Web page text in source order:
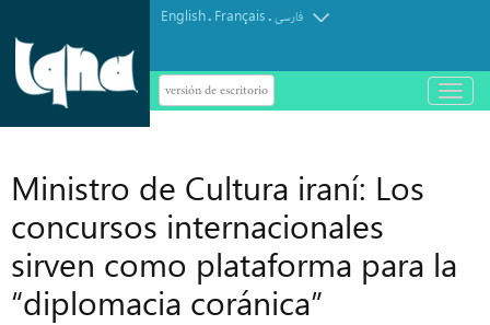
English. Français.فارسی
versión de escritorio
باز
و
Ministro de Cultura iraní: Los
concursos internacionales
sirven como plataforma para la
“diplomacia coránica”